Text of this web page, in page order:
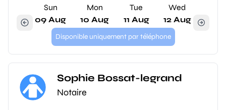
Sun
09 Aug
Mon
10 Aug
Tue
11 Aug
Wed
12 Aug
Disponible uniquement par téléphone
Sophie Bossat-legrand
Notaire